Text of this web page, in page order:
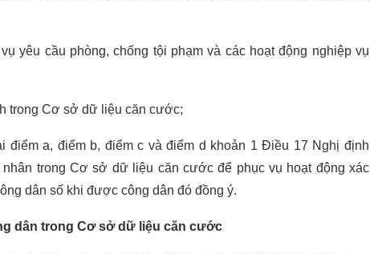
yêu cầu phòng, chống tội phạm và các hoạt động nghiệp vụ
trong Cơ sở dữ liệu căn cước;
điểm a, điểm b, điểm c và điểm d khoản 1 Điều 17 Nghị định
trong Cơ sở dữ liệu căn cước để phục vụ hoạt động xác
dân số khi được công dân đó đồng ý.
dân trong Cơ sở dữ liệu căn cước